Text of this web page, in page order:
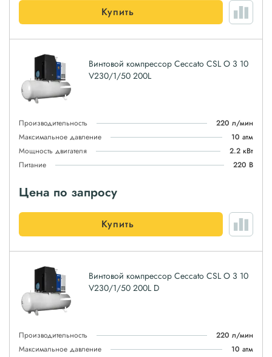
Купить
Винтовой компрессор Ceccato CSL O 3 10
V230/1/50 200L
Производительность
220 л/мин
Максимальное давление
10 атм
Мощность двигателя
2.2 кВт
Питание
220 В
Цена по запросу
Купить
Винтовой компрессор Ceccato CSL O 3 10
V230/1/50 200L D
Производительность
220 л/мин
Максимальное давление
10 атм